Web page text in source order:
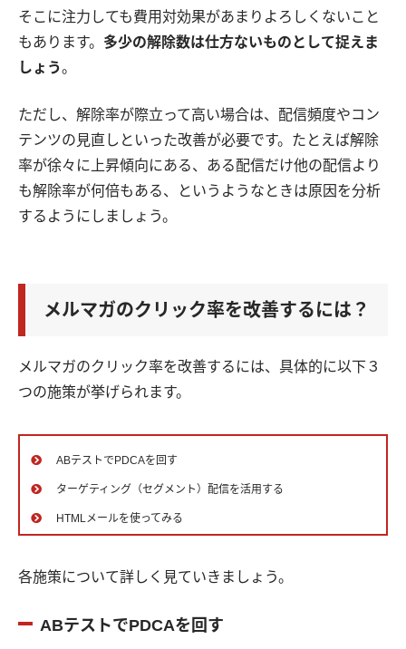
そこに注力しても費用対効果があまりよろしくないこと
もあります。 多少の解除数は仕方ないものとして捉えま
しょう。
ただし、解除率が際立って高い場合は、配信頻度やコン
テンツの見直しといった改善が必要です。たとえば解除
率が徐々に上昇傾向にある、ある配信だけ他の配信より
も解除率が何倍もある、というようなときは原因を分析
するようにしましょう。
メルマガのクリック率を改善するには？
メルマガのクリック率を改善するには、具体的に以下３
つの施策が挙げられます。
ABテストでPDCAを回す
ターゲティング（セグメント）配信を活用する
HTMLメールを使ってみる
各施策について詳しく見ていきましょう。
ABテストでPDCAを回す